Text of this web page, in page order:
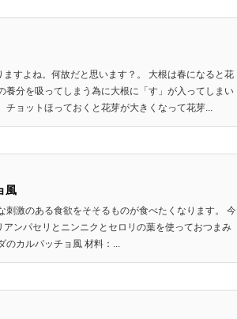
すよね。何故だと思います？。 大根は春になると花
養分を吸ってしまう為に大根に「す」が入ってしまい
チョットほっておくと花芽が大きくなって花芽...
風
刺激のある食欲をそそるものが食べたくなります。 今
ンパセリとニンニクとセロリの葉を使っておつまみ
のカルパッチョ風 材料：...